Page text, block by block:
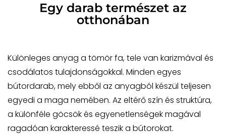
Egy darab természet az
otthonában
Különleges anyag a tömör fa, tele van karizmával és
csodálatos tulajdonságokkal. Minden egyes
bútordarab, mely ebből az anyagból készül teljesen
egyedi a maga nemében. Az eltérő szín és struktúra,
a különféle göcsök és egyenetlenségek magával
ragadóan karakteressé teszik a bútorokat.